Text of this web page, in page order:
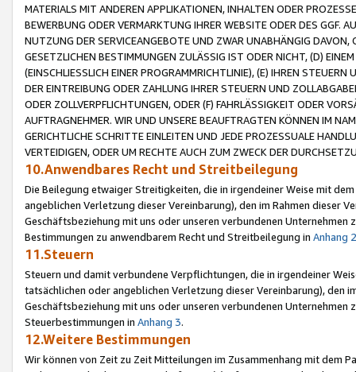
MATERIALS MIT ANDEREN APPLIKATIONEN, INHALTEN ODER
BEWERBUNG ODER VERMARKTUNG IHRER WEBSITE ODER DES GGF.
NUTZUNG DER SERVICEANGEBOTE UND ZWAR UNABHÄNGIG
GESETZLICHEN BESTIMMUNGEN ZULÄSSIG IST ODER NICHT, (D)
(EINSCHLIESSLICH EINER PROGRAMMRICHTLINIE), (E) IHREN
DER EINTREIBUNG ODER ZAHLUNG IHRER STEUERN UND
ODER ZOLLVERPFLICHTUNGEN, ODER (F) FAHRLÄSSIGKEIT ODER
AUFTRAGNEHMER. WIR UND UNSERE BEAUFTRAGTEN KÖNNEN IM
GERICHTLICHE SCHRITTE EINLEITEN UND JEDE PROZESSUALE
VERTEIDIGEN, ODER UM RECHTE AUCH ZUM ZWECK DER
10.Anwendbares Recht und Streitbeilegung
Die Beilegung etwaiger Streitigkeiten, die in irgendeiner Weise mit
angeblichen Verletzung dieser Vereinbarung), den im Rahmen dieser
Geschäftsbeziehung mit uns oder unseren verbundenen
Bestimmungen zu anwendbarem Recht und Streitbeilegung in Anhang 2
11.Steuern
Steuern und damit verbundene Verpflichtungen, die in irgendeiner
tatsächlichen oder angeblichen Verletzung dieser Vereinbarung), den
Geschäftsbeziehung mit uns oder unseren verbundenen
Steuerbestimmungen in Anhang 3.
12.Weitere Bestimmungen
Wir können von Zeit zu Zeit Mitteilungen im Zusammenhang mit dem